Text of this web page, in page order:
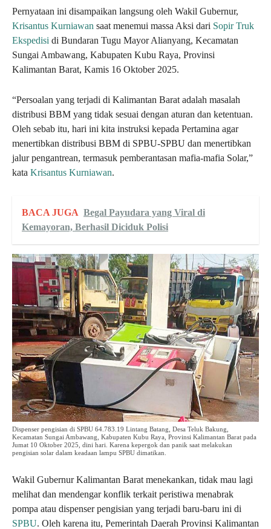
Pernyataan ini disampaikan langsung oleh Wakil Gubernur,
Krisantus Kurniawan saat menemui massa Aksi dari Sopir Truk
Ekspedisi di Bundaran Tugu Mayor Alianyang, Kecamatan
Sungai Ambawang, Kabupaten Kubu Raya, Provinsi
Kalimantan Barat, Kamis 16 Oktober 2025.
“Persoalan yang terjadi di Kalimantan Barat adalah masalah
distribusi BBM yang tidak sesuai dengan aturan dan ketentuan.
Oleh sebab itu, hari ini kita instruksi kepada Pertamina agar
menertibkan distribusi BBM di SPBU-SPBU dan menertibkan
jalur pengantrean, termasuk pemberantasan mafia-mafia Solar,”
kata Krisantus Kurniawan.
BACA JUGA Begal Payudara yang Viral di
Kemayoran, Berhasil Diciduk Polisi
Dispenser pengisian di SPBU 64.783.19 Lintang Batang, Desa Teluk Bakung,
Kecamatan Sungai Ambawang, Kabupaten Kubu Raya, Provinsi Kalimantan Barat pada
Jumat 10 Oktober 2025, dini hari. Karena kepergok dan panik saat melakukan
pengisian solar dalam keadaan lampu SPBU dimatikan.
Wakil Gubernur Kalimantan Barat menekankan, tidak mau lagi
melihat dan mendengar konflik terkait peristiwa menabrak
pompa atau dispenser pengisian yang terjadi baru-baru ini di
SPBU. Oleh karena itu, Pemerintah Daerah Provinsi Kalimantan